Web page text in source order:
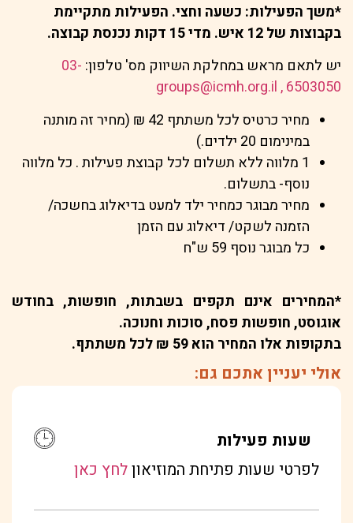
*משך הפעילות: כשעה וחצי. הפעילות מתקיימת
בקבוצות של 12 איש. מדי 15 דקות נכנסת קבוצה.
יש לתאם מראש במחלקת השיווק מס' טלפון:03-
6503050
, groups@icmh.org.il
מחיר כרטיס לכל משתתף 42 ₪ (מחיר זה מותנה
במינימום 20 ילדים.)
1 מלווה ללא תשלום לכל קבוצת פעילות . כל מלווה
נוסף- בתשלום.
מחיר מבוגר כמחיר ילד למעט בדיאלוג בחשכה/
הזמנה לשקט/ דיאלוג עם הזמן
כל מבוגר נוסף 59 ש"ח
*המחירים אינם תקפים בשבתות, חופשות, בחודש
אוגוסט, חופשות פסח, סוכות וחנוכה.
בתקופות אלו המחיר הוא 59 ₪ לכל משתתף.
אולי יעניין אתכם גם:
שעות פעילות
לפרטי שעות פתיחת המוזיאוןלחץ כאן